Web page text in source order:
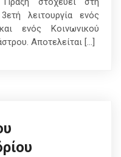
λειτουργία ενός
ενός Κοινωνικού
Αποτελείται […]